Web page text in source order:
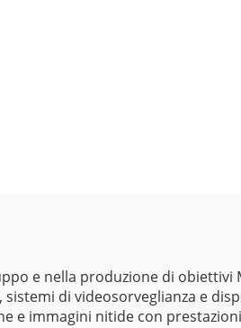
e nella produzione di
di videosorveglianza e
e immagini nitide con